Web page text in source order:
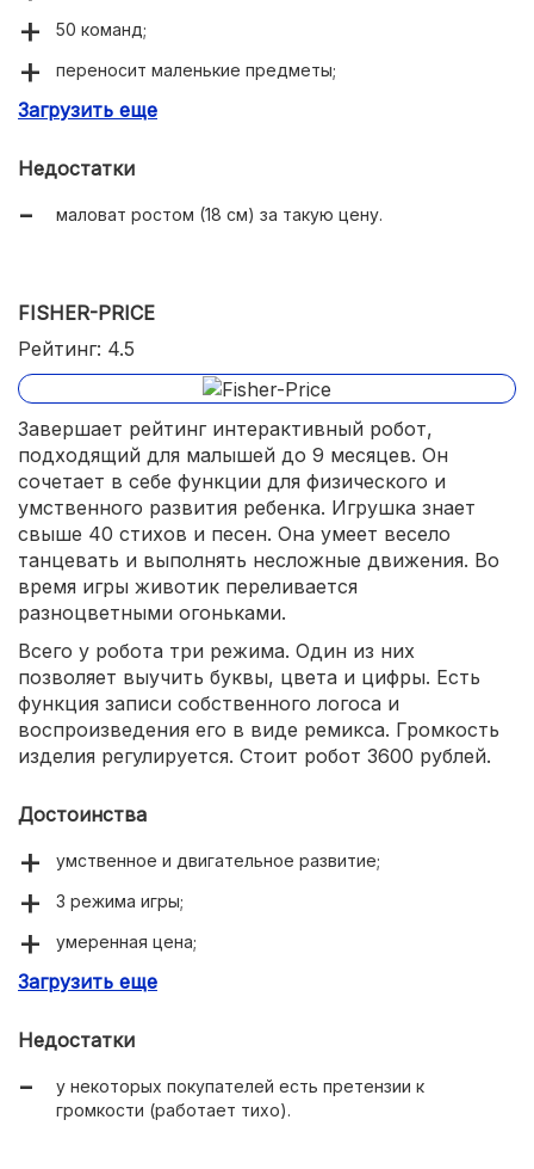
50 команд;
переносит маленькие предметы;
7 режимов работы;
Загрузить еще
Недостатки
маловат ростом (18 см) за такую цену.
FISHER-PRICE
Рейтинг: 4.5
Завершает рейтинг интерактивный робот,
подходящий для малышей до 9 месяцев. Он
сочетает в себе функции для физического и
умственного развития ребенка. Игрушка знает
свыше 40 стихов и песен. Она умеет весело
танцевать и выполнять несложные движения. Во
время игры животик переливается
разноцветными огоньками.
Всего у робота три режима. Один из них
позволяет выучить буквы, цвета и цифры. Есть
функция записи собственного логоса и
воспроизведения его в виде ремикса. Громкость
изделия регулируется. Стоит робот 3600 рублей.
Достоинства
умственное и двигательное развитие;
3 режима игры;
умеренная цена;
яркий внешний вид с подсветкой.
Загрузить еще
Недостатки
у некоторых покупателей есть претензии к
громкости (работает тихо).